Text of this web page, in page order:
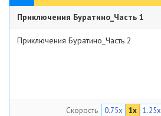
Приключения Буратино_Часть 1
Приключения Буратино_Часть 2
Скорость 0.75x 1x 1.25x